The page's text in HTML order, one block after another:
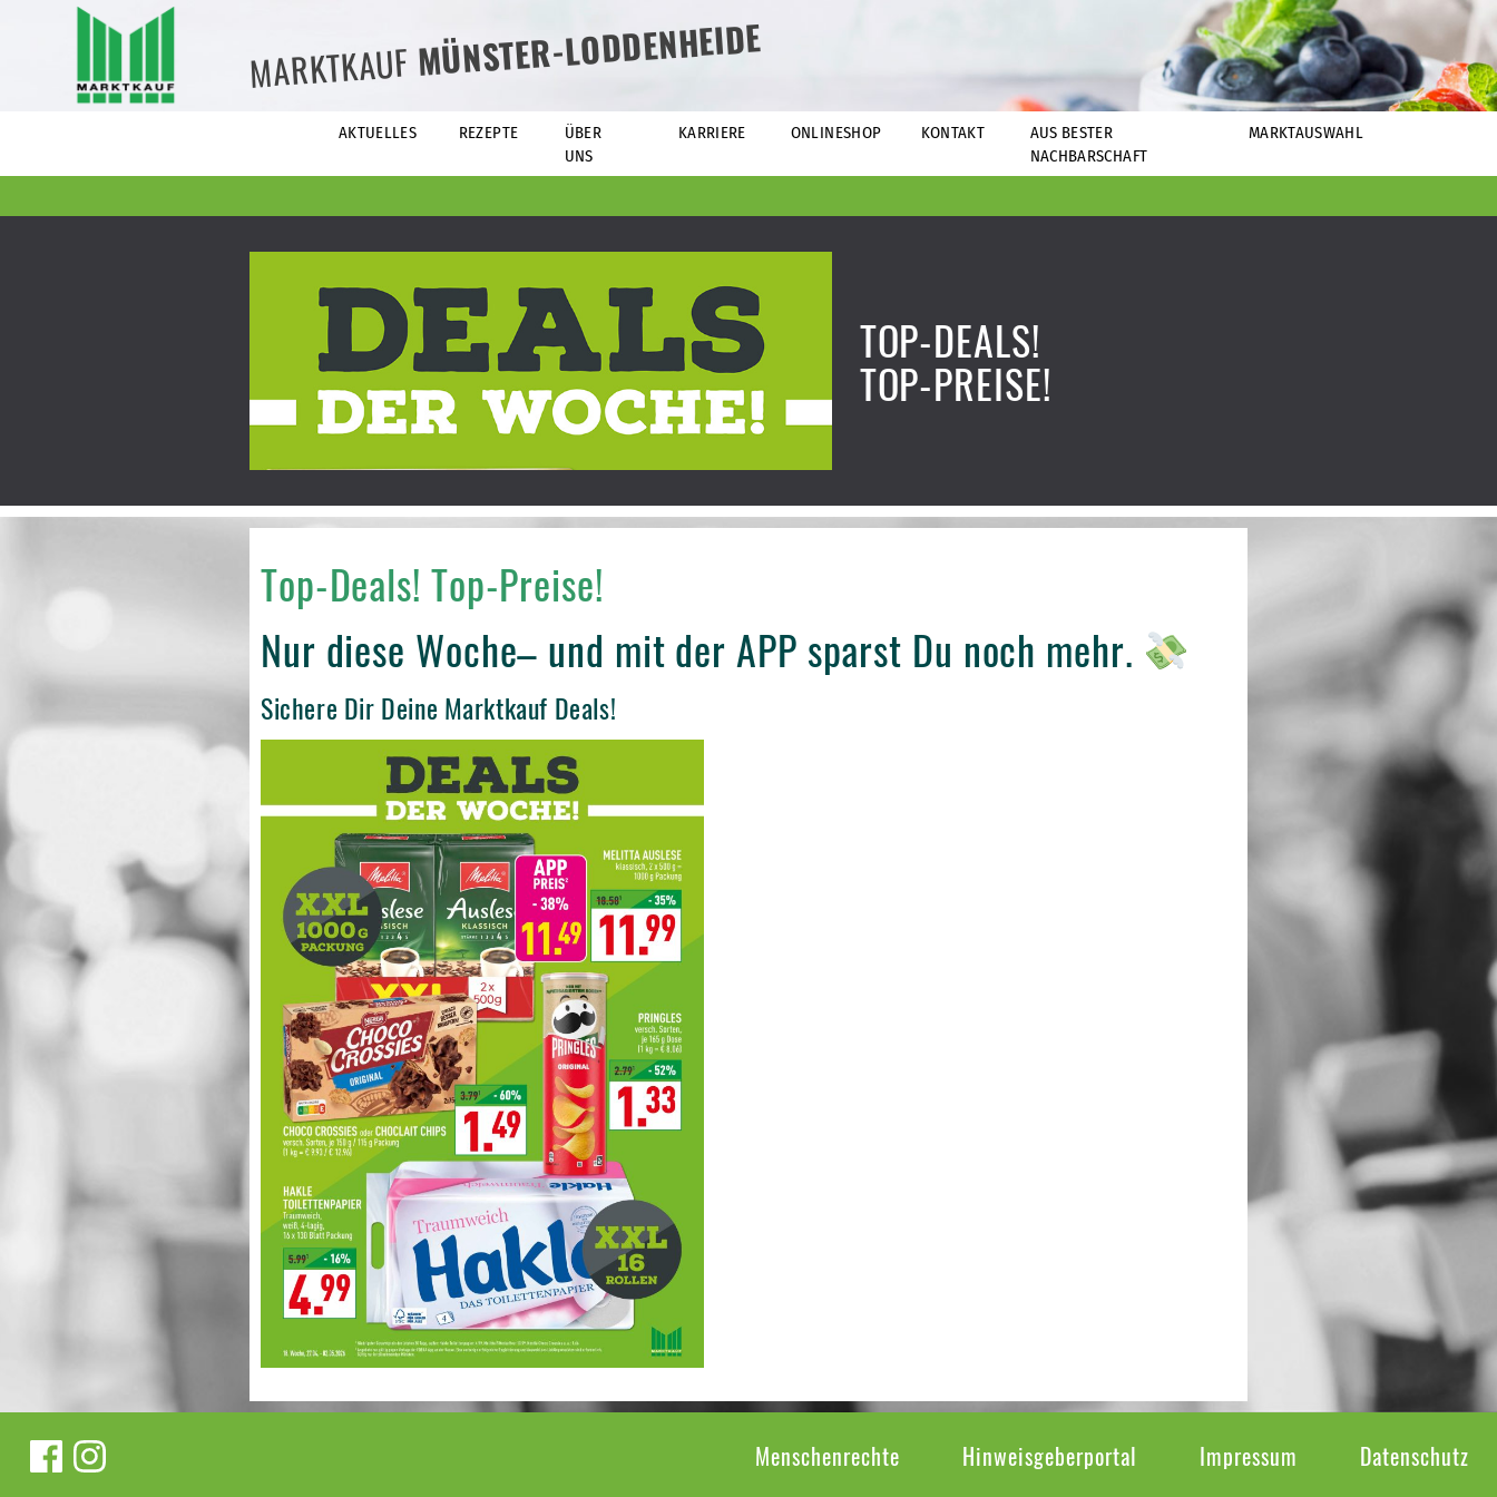
MARKTKAUFMÜNSTER-LODDENHEIDE
AKTUELLES REZEPTE
ÜBER
UNS
KARRIERE ONLINESHOP KONTAKT
AUS BESTER
NACHBARSCHAFT
MARKTAUSWAHL
TOP-DEALS!
TOP-PREISE!
Top-Deals! Top-Preise!
Nur diese Woche– und mit der APP sparst Du noch mehr.
Sichere Dir Deine Marktkauf Deals!
Menschenrechte Hinweisgeberportal Impressum Datenschutz